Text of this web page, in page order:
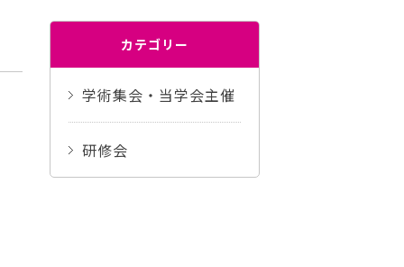
カテゴリー
学術集会・当学会主催
研修会